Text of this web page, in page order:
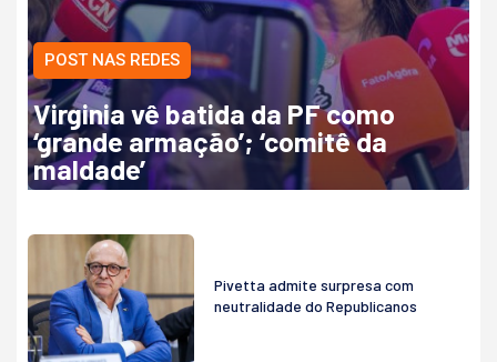
POST NAS REDES
Virginia vê batida da PF como
‘grande armação’; ‘comitê da
maldade’
Pivetta admite surpresa com
neutralidade do Republicanos